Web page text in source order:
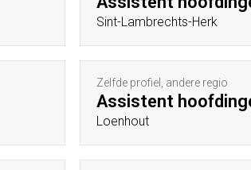
Sint-Lambrechts-Herk
Zelfde profiel, andere regio
Assistent
Loenhout